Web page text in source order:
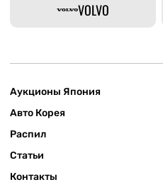
VOLVO
Аукционы Япония
Авто Корея
Распил
Статьи
Контакты